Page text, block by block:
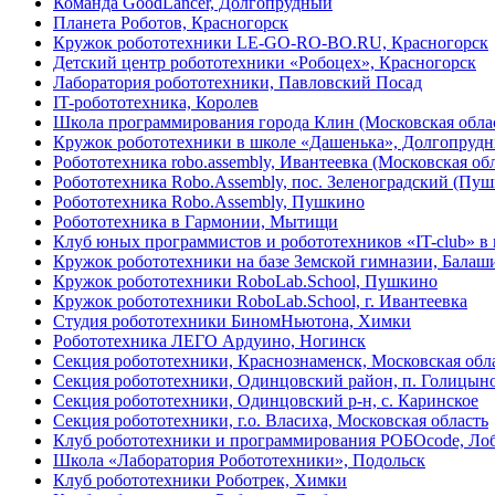
Планета Роботов, Красногорск
Кружок робототехники LE-GO-RO-BO.RU, Красногорск
Детский центр робототехники «Робоцех», Красногорск
Лаборатория робототехники, Павловский Посад
IT-робототехника, Королев
Школа программирования города Клин (Московская
Кружок робототехники в школе «Дашенька»,
Робототехника robo.assembly, Ивантеевка (Московская
Робототехника Robo.Assembly, пос. Зеленоградский
Робототехника Robo.Assembly, Пушкино
Робототехника в Гармонии, Мытищи
Клуб юных программистов и робототехников «IT-club»
Кружок робототехники на базе Земской гимназии,
Кружок робототехники RoboLab.School, Пушкино
Кружок робототехники RoboLab.School, г. Ивантеевка
Студия робототехники БиномНьютона, Химки
Робототехника ЛЕГО Ардуино, Ногинск
Секция робототехники, Краснознаменск, Московская
Секция робототехники, Одинцовский район, п.
Секция робототехники, Одинцовский р-н, с. Каринское
Секция робототехники, г.о. Власиха, Московская область
Клуб робототехники и программирования РОБОcode,
Школа «Лаборатория Робототехники», Подольск
Клуб робототехники Роботрек, Химки